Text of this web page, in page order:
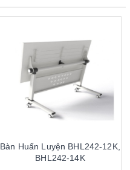
Bàn Huấn Luyện BHL242-12K,
BHL242-14K